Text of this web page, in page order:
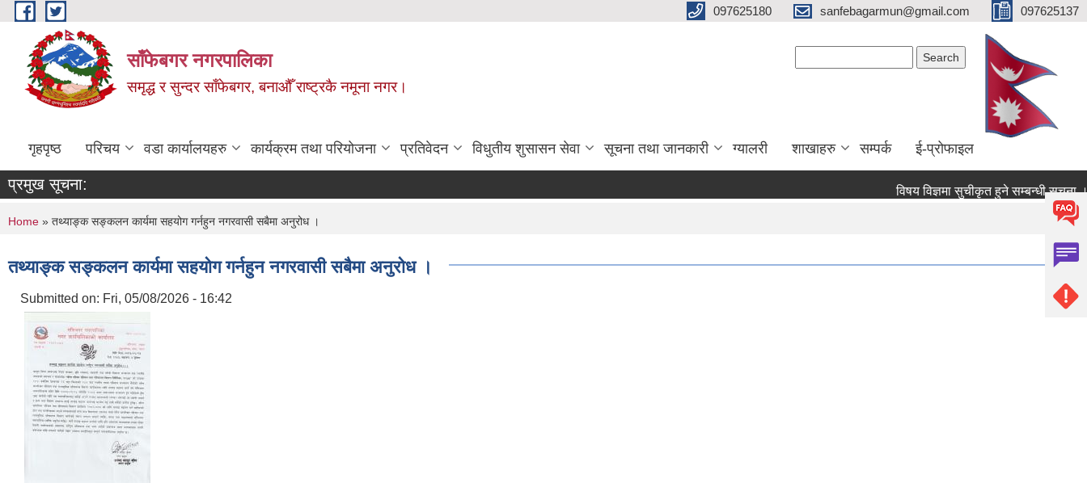
Skip to main content 097625180 sanfebagarmun@gmail.com 097625137
साँफेबगर नगरपालिका
समृद्ध र सुन्दर साँफेबगर, बनाऔँ राष्ट्रकै नमूना नगर।
गृहपृष्ठ परिचय वडा कार्यालयहरु कार्यक्रम तथा परियोजना प्रतिवेदन विधुतीय शुसासन सेवा सूचना तथा जानकारी ग्यालरी शाखाहरु सम्पर्क ई-प्रोफाइल
प्रमुख सूचना: विषय विज्ञमा सुचीकृत हुने सम्बन्धी सूचना ।
You are here
Home » तथ्याङ्क सङ्कलन कार्यमा सहयोग गर्नहुन नगरवासी सबैमा अनुरोध ।
तथ्याङ्क सङ्कलन कार्यमा सहयोग गर्नहुन नगरवासी सबैमा अनुरोध ।
Submitted on: Fri, 05/08/2026 - 16:42